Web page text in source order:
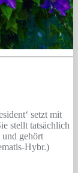
setzt mit
stellt tatsächlich
und gehört
Hybr.)